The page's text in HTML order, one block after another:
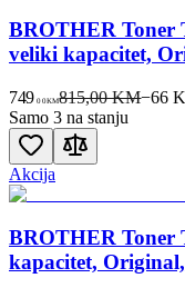
BROTHER Toner
veliki kapacitet,
749 00KM815,00 KM−66
Samo 3 na stanju
Akcija
BROTHER Toner
kapacitet,